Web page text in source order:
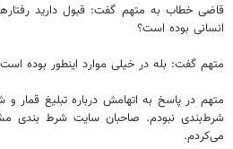
قاضی خطاب به متهم گفت: قبول دارید
انسانی بوده است؟
متهم گفت: بله در خیلی موارد اینطور بوده
متهم در پاسخ به اتهامش درباره تبلیغ
شرط‌بندی نبودم. صاحبان سایت شرط
می‌کردم.